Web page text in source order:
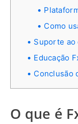
Como
Suporte ao
Educação
Conclusão
O que é